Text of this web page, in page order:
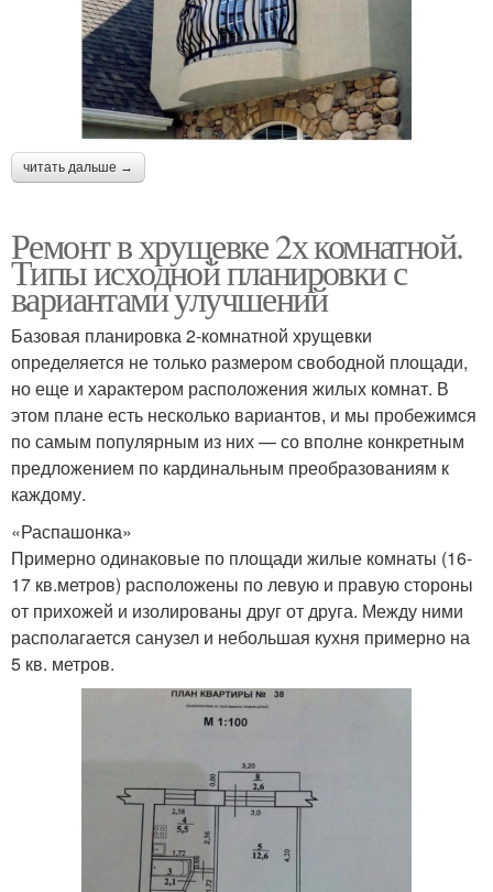
читать дальше →
Ремонт в хрущевке 2х комнатной.
Типы исходной планировки с
вариантами улучшений
Базовая планировка 2-комнатной хрущевки
определяется не только размером свободной площади,
но еще и характером расположения жилых комнат. В
этом плане есть несколько вариантов, и мы пробежимся
по самым популярным из них — со вполне конкретным
предложением по кардинальным преобразованиям к
каждому.
«Распашонка»
Примерно одинаковые по площади жилые комнаты (16-
17 кв.метров) расположены по левую и правую стороны
от прихожей и изолированы друг от друга. Между ними
располагается санузел и небольшая кухня примерно на
5 кв. метров.